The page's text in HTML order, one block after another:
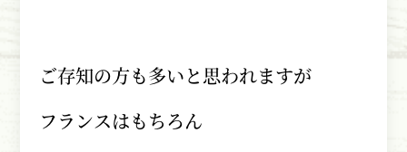
ご存知の方も多いと思われますが
フランスはもちろん